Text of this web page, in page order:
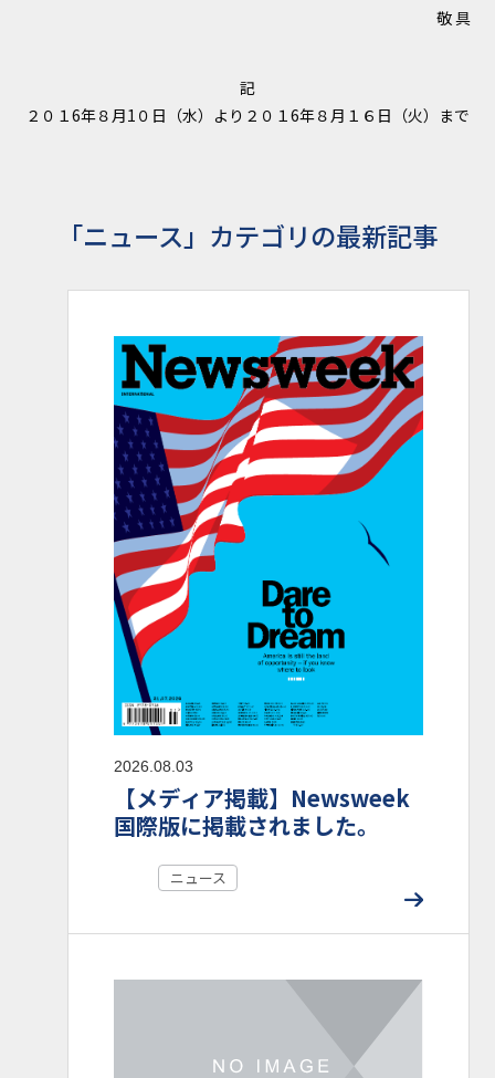
敬 具
記
２０１6年８月1０日（水）より２０１6年８月１６日（火）まで
「ニュース」カテゴリの最新記事
2026.08.03
【メディア掲載】Newsweek
国際版に掲載されました。
ニュース